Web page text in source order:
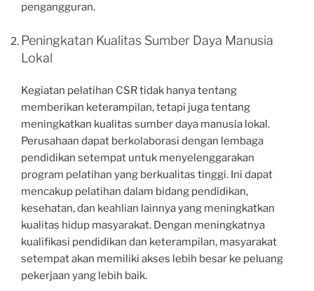
pengangguran.
Peningkatan Kualitas Sumber Daya Manusia
Lokal
Kegiatan pelatihan CSR tidak hanya tentang
memberikan keterampilan, tetapi juga tentang
meningkatkan kualitas sumber daya manusia lokal.
Perusahaan dapat berkolaborasi dengan lembaga
pendidikan setempat untuk menyelenggarakan
program pelatihan yang berkualitas tinggi. Ini dapat
mencakup pelatihan dalam bidang pendidikan,
kesehatan, dan keahlian lainnya yang meningkatkan
kualitas hidup masyarakat. Dengan meningkatnya
kualifikasi pendidikan dan keterampilan, masyarakat
setempat akan memiliki akses lebih besar ke peluang
pekerjaan yang lebih baik.